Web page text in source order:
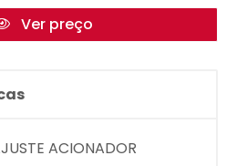
Ver preço
ACIONADOR